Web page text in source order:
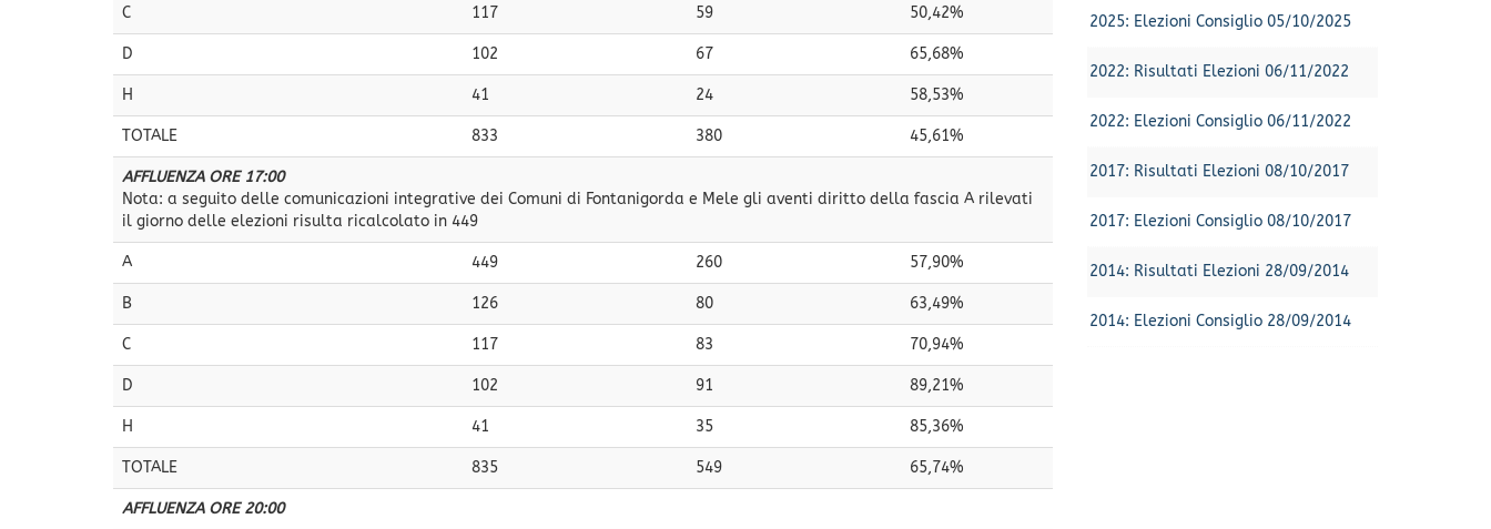
C 117 59 50,42%
D 102 67 65,68%
H 41 24 58,53%
TOTALE 833 380 45,61%
AFFLUENZA ORE 17:00
Nota: a seguito delle comunicazioni integrative dei Comuni di Fontanigorda e Mele gli aventi diritto della fascia A rilevati
il giorno delle elezioni risulta ricalcolato in 449
A 449 260 57,90%
B 126 80 63,49%
C 117 83 70,94%
D 102 91 89,21%
H 41 35 85,36%
TOTALE 835 549 65,74%
AFFLUENZA ORE 20:00
2025: Elezioni Consiglio 05/10/2025
2022: Risultati Elezioni 06/11/2022
2022: Elezioni Consiglio 06/11/2022
2017: Risultati Elezioni 08/10/2017
2017: Elezioni Consiglio 08/10/2017
2014: Risultati Elezioni 28/09/2014
2014: Elezioni Consiglio 28/09/2014